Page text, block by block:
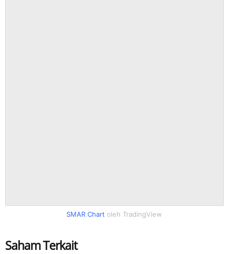
SMAR Chart oleh TradingView
Saham Terkait